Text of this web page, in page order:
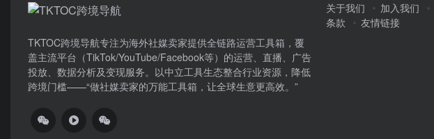
TKTOC跨境导航​专注为海外社媒卖家提供全链路运营工具箱，覆
盖主流平台（TikTok/YouTube/Facebook等）​的运营、直播、广告
投放、数据分析及变现服务。以中立工具生态整合行业资源，降低
跨境门槛——“做社媒卖家的万能工具箱，让全球生意更高效。”
关于我们 加入我们
条款
友情链接